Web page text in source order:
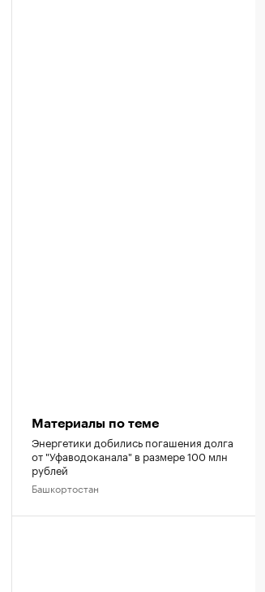
Материалы по теме
Энергетики добились погашения долга
от "Уфаводоканала" в размере 100 млн
рублей
Башкортостан